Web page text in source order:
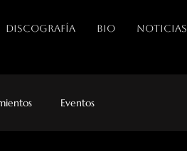
DISCOGRAFÍA BIO NOTICIAS
Eventos